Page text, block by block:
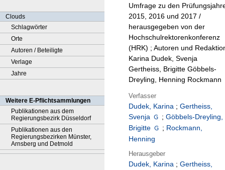
Clouds
Schlagwörter
Orte
Autoren / Beteiligte
Verlage
Jahre
Weitere E-Pflichtsammlungen
Publikationen aus dem
Regierungsbezirk Düsseldorf
Publikationen aus den
Regierungsbezirken Münster,
Arnsberg und Detmold
Umfrage zu den
2015, 2016 und 2017 /
herausgegeben von der
Hochschulrektorenkonferenz
(HRK) ; Autoren und
Karina Dudek, Svenja
Gertheiss, Brigitte Göbbels-
Dreyling, Henning Rockmann
Verfasser
Dudek, Karina ; Gertheiss,
Svenja
; Göbbels-Dreyling,
Brigitte
; Rockmann,
Henning
Herausgeber
Dudek, Karina ; Gertheiss,